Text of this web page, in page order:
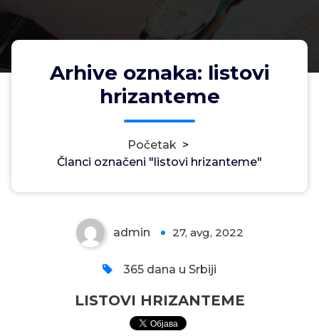
Arhive oznaka: listovi
hrizanteme
Početak >
Članci označeni "listovi hrizanteme"
LISTOVI HRIZANTEME
admin 27, avg, 2022
365 dana u Srbiji
LISTOVI HRIZANTEME